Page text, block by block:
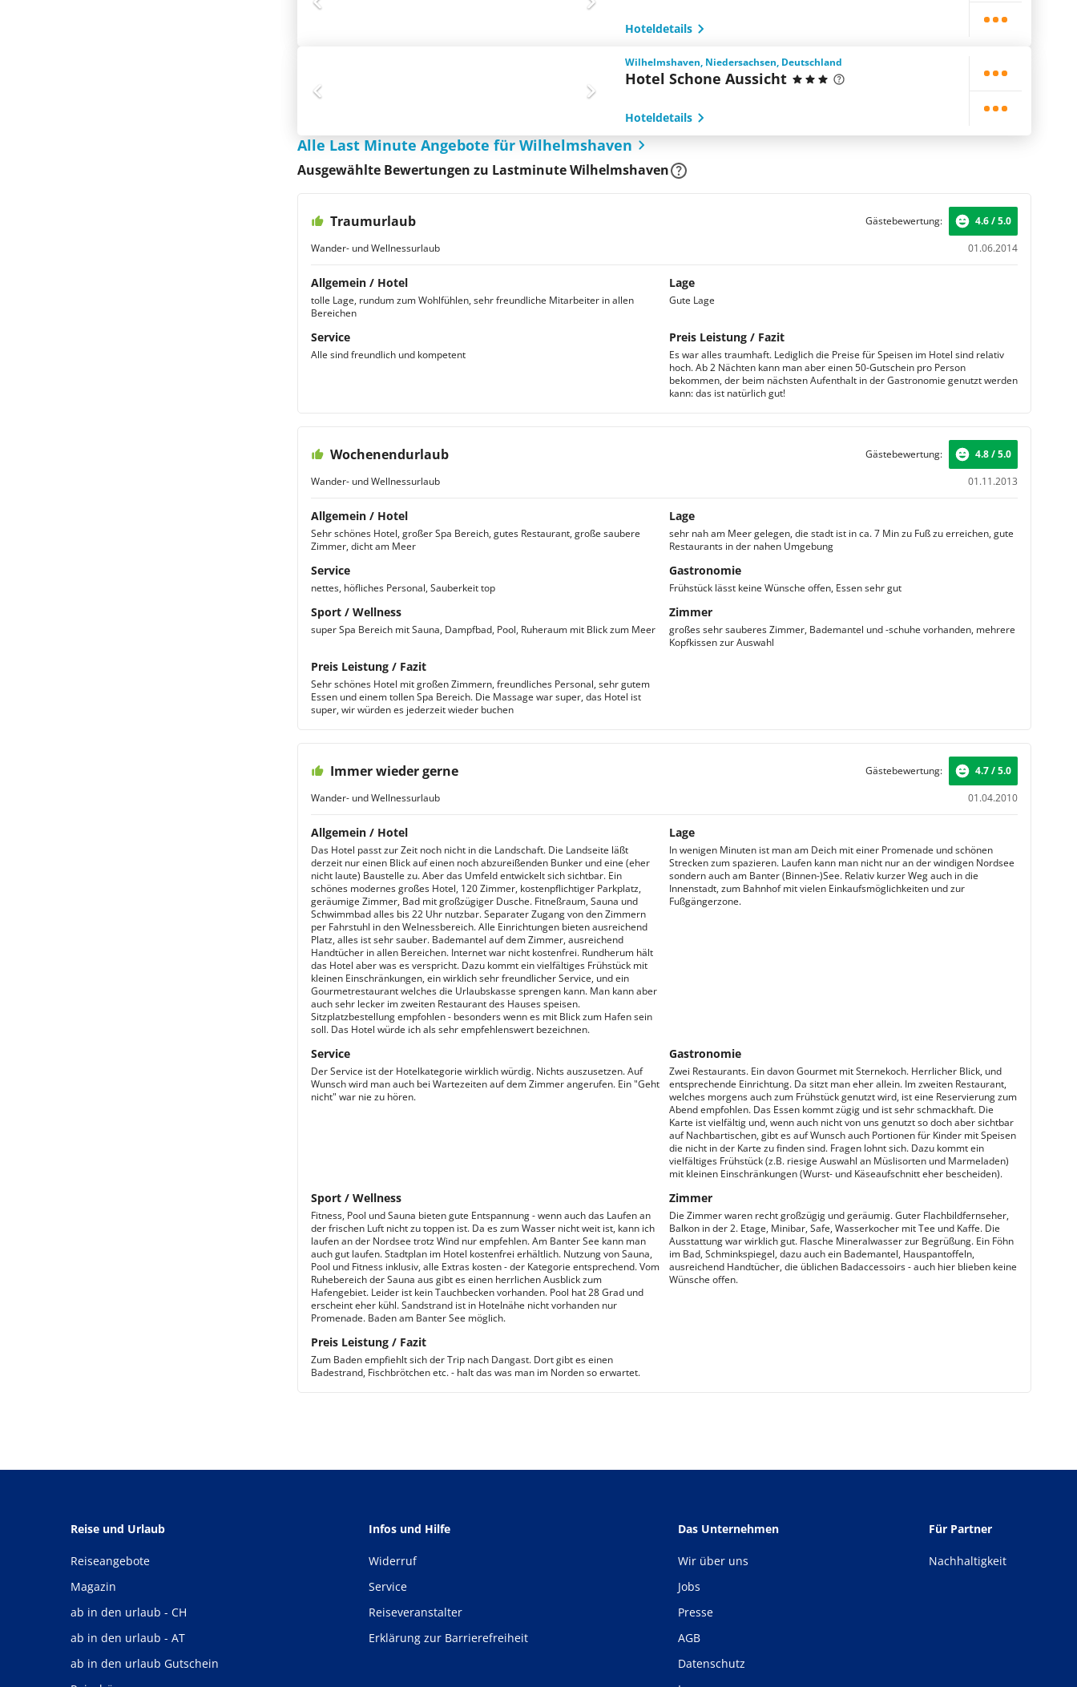
Hoteldetails
Wilhelmshaven, Niedersachsen, Deutschland
Hotel Schone Aussicht
Hoteldetails
Alle Last Minute Angebote für Wilhelmshaven
Ausgewählte Bewertungen zu Lastminute Wilhelmshaven
Traumurlaub
Wander- und Wellnessurlaub 01.06.2014
Gästebewertung: 4.6 / 5.0
Allgemein / Hotel
tolle Lage, rundum zum Wohlfühlen, sehr freundliche Mitarbeiter in allen
Bereichen
Lage
Gute Lage
Service
Alle sind freundlich und kompetent
Preis Leistung / Fazit
Es war alles traumhaft. Lediglich die Preise für Speisen im Hotel sind relativ
hoch. Ab 2 Nächten kann man aber einen 50-Gutschein pro Person
bekommen, der beim nächsten Aufenthalt in der Gastronomie genutzt werden
kann: das ist natürlich gut!
Wochenendurlaub
Wander- und Wellnessurlaub 01.11.2013
Gästebewertung: 4.8 / 5.0
Allgemein / Hotel
Sehr schönes Hotel, großer Spa Bereich, gutes Restaurant, große saubere
Zimmer, dicht am Meer
Lage
sehr nah am Meer gelegen, die stadt ist in ca. 7 Min zu Fuß zu erreichen, gute
Restaurants in der nahen Umgebung
Service
nettes, höfliches Personal, Sauberkeit top
Gastronomie
Frühstück lässt keine Wünsche offen, Essen sehr gut
Sport / Wellness
super Spa Bereich mit Sauna, Dampfbad, Pool, Ruheraum mit Blick zum Meer
Zimmer
großes sehr sauberes Zimmer, Bademantel und -schuhe vorhanden, mehrere
Kopfkissen zur Auswahl
Preis Leistung / Fazit
Sehr schönes Hotel mit großen Zimmern, freundliches Personal, sehr gutem
Essen und einem tollen Spa Bereich. Die Massage war super, das Hotel ist
super, wir würden es jederzeit wieder buchen
Immer wieder gerne
Wander- und Wellnessurlaub 01.04.2010
Gästebewertung: 4.7 / 5.0
Allgemein / Hotel
Das Hotel passt zur Zeit noch nicht in die Landschaft. Die Landseite läßt
derzeit nur einen Blick auf einen noch abzureißenden Bunker und eine (eher
nicht laute) Baustelle zu. Aber das Umfeld entwickelt sich sichtbar. Ein
schönes modernes großes Hotel, 120 Zimmer, kostenpflichtiger Parkplatz,
geräumige Zimmer, Bad mit großzügiger Dusche. Fitneßraum, Sauna und
Schwimmbad alles bis 22 Uhr nutzbar. Separater Zugang von den Zimmern
per Fahrstuhl in den Welnessbereich. Alle Einrichtungen bieten ausreichend
Platz, alles ist sehr sauber. Bademantel auf dem Zimmer, ausreichend
Handtücher in allen Bereichen. Internet war nicht kostenfrei. Rundherum hält
das Hotel aber was es verspricht. Dazu kommt ein vielfältiges Frühstück mit
kleinen Einschränkungen, ein wirklich sehr freundlicher Service, und ein
Gourmetrestaurant welches die Urlaubskasse sprengen kann. Man kann aber
auch sehr lecker im zweiten Restaurant des Hauses speisen.
Sitzplatzbestellung empfohlen - besonders wenn es mit Blick zum Hafen sein
soll. Das Hotel würde ich als sehr empfehlenswert bezeichnen.
Lage
In wenigen Minuten ist man am Deich mit einer Promenade und schönen
Strecken zum spazieren. Laufen kann man nicht nur an der windigen Nordsee
sondern auch am Banter (Binnen-)See. Relativ kurzer Weg auch in die
Innenstadt, zum Bahnhof mit vielen Einkaufsmöglichkeiten und zur
Fußgängerzone.
Service
Der Service ist der Hotelkategorie wirklich würdig. Nichts auszusetzen. Auf
Wunsch wird man auch bei Wartezeiten auf dem Zimmer angerufen. Ein "Geht
nicht" war nie zu hören.
Gastronomie
Zwei Restaurants. Ein davon Gourmet mit Sternekoch. Herrlicher Blick, und
entsprechende Einrichtung. Da sitzt man eher allein. Im zweiten Restaurant,
welches morgens auch zum Frühstück genutzt wird, ist eine Reservierung zum
Abend empfohlen. Das Essen kommt zügig und ist sehr schmackhaft. Die
Karte ist vielfältig und, wenn auch nicht von uns genutzt so doch aber sichtbar
auf Nachbartischen, gibt es auf Wunsch auch Portionen für Kinder mit Speisen
die nicht in der Karte zu finden sind. Fragen lohnt sich. Dazu kommt ein
vielfältiges Frühstück (z.B. riesige Auswahl an Müslisorten und Marmeladen)
mit kleinen Einschränkungen (Wurst- und Käseaufschnitt eher bescheiden).
Sport / Wellness
Fitness, Pool und Sauna bieten gute Entspannung - wenn auch das Laufen an
der frischen Luft nicht zu toppen ist. Da es zum Wasser nicht weit ist, kann ich
laufen an der Nordsee trotz Wind nur empfehlen. Am Banter See kann man
auch gut laufen. Stadtplan im Hotel kostenfrei erhältlich. Nutzung von Sauna,
Pool und Fitness inklusiv, alle Extras kosten - der Kategorie entsprechend. Vom
Ruhebereich der Sauna aus gibt es einen herrlichen Ausblick zum
Hafengebiet. Leider ist kein Tauchbecken vorhanden. Pool hat 28 Grad und
erscheint eher kühl. Sandstrand ist in Hotelnähe nicht vorhanden nur
Promenade. Baden am Banter See möglich.
Zimmer
Die Zimmer waren recht großzügig und geräumig. Guter Flachbildfernseher,
Balkon in der 2. Etage, Minibar, Safe, Wasserkocher mit Tee und Kaffe. Die
Ausstattung war wirklich gut. Flasche Mineralwasser zur Begrüßung. Ein Föhn
im Bad, Schminkspiegel, dazu auch ein Bademantel, Hauspantoffeln,
ausreichend Handtücher, die üblichen Badaccessoirs - auch hier blieben keine
Wünsche offen.
Preis Leistung / Fazit
Zum Baden empfiehlt sich der Trip nach Dangast. Dort gibt es einen
Badestrand, Fischbrötchen etc. - halt das was man im Norden so erwartet.
Reise und Urlaub
Reiseangebote
Magazin
ab in den urlaub - CH
ab in den urlaub - AT
ab in den urlaub Gutschein
Infos und Hilfe
Widerruf
Service
Reiseveranstalter
Erklärung zur Barrierefreiheit
Das Unternehmen
Wir über uns
Jobs
Presse
AGB
Datenschutz
Für Partner
Nachhaltigkeit